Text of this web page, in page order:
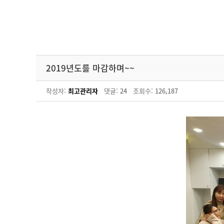
2019년도를 마감하며~~
작성자: 최고관리자 댓글: 24 조회수: 126,187